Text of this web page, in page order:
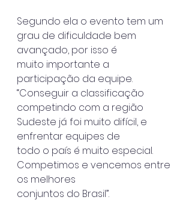
Segundo ela o evento tem um
grau de dificuldade bem
avançado, por isso é
muito importante a
participação da equipe.
“Conseguir a classificação
competindo com a região
Sudeste já foi muito difícil, e
enfrentar equipes de
todo o país é muito especial.
Competimos e vencemos entre
os melhores
conjuntos do Brasil”.